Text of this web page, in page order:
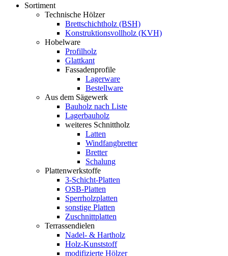
Sortiment
Technische Hölzer
Brettschichtholz (BSH)
Konstruktionsvollholz (KVH)
Hobelware
Profilholz
Glattkant
Fassadenprofile
Lagerware
Bestellware
Aus dem Sägewerk
Bauholz nach Liste
Lagerbauholz
weiteres Schnittholz
Latten
Windfangbretter
Bretter
Schalung
Plattenwerkstoffe
3-Schicht-Platten
OSB-Platten
Sperrholzplatten
sonstige Platten
Zuschnittplatten
Terrassendielen
Nadel- & Hartholz
Holz-Kunststoff
modifizierte Hölzer